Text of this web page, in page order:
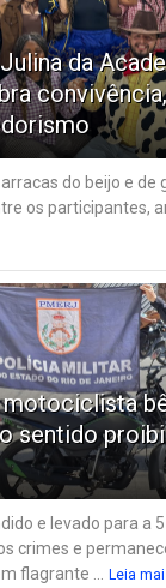
da
do beijo e de
os participantes,
motociclista
sentido
e levado para a
crimes e
flagrante ...
Leia